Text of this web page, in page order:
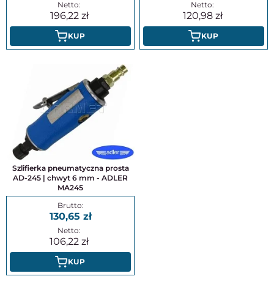
196,22
KUP
120,98
KUP
Szlifierka pneumatyczna prosta
AD-245 | chwyt 6 mm - ADLER
MA245
130,65
106,22
KUP